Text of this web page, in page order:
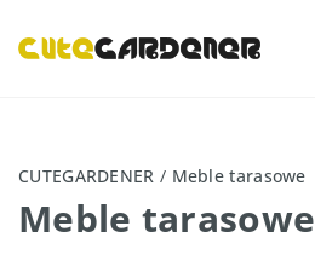
CUTEGARDENER / Meble tarasowe
Meble tarasowe